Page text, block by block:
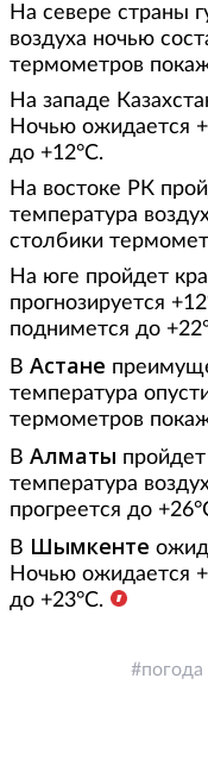
На севере страны
воздуха ночью
термометров
На западе
Ночью ожидается
до +12°С.
На востоке РК
температура
столбики
На юге пройдет
прогнозируется
поднимется до
В Астане
температура
термометров
В Алматы
температура
прогреется до
В Шымкенте
Ночью ожидается
до +23°С.
погода